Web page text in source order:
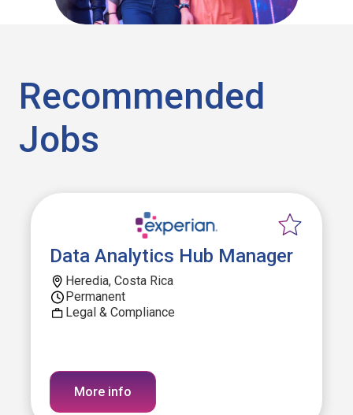
Recommended
Jobs
Data Analytics Hub Manager
Heredia, Costa Rica
Permanent
Legal & Compliance
More info